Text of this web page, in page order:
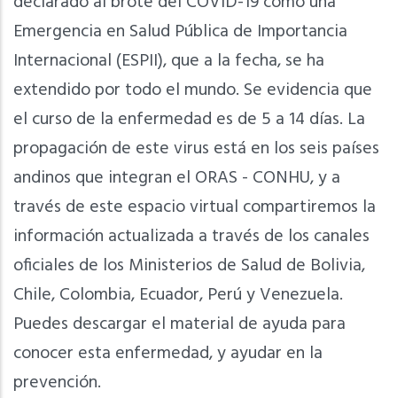
Emergencia en Salud Pública de Importancia
Internacional (ESPII), que a la fecha, se ha
extendido por todo el mundo. Se evidencia que
el curso de la enfermedad es de 5 a 14 días. La
propagación de este virus está en los seis países
andinos que integran el ORAS - CONHU, y a
través de este espacio virtual compartiremos la
información actualizada a través de los canales
oficiales de los Ministerios de Salud de Bolivia,
Chile, Colombia, Ecuador, Perú y Venezuela.
Puedes descargar el material de ayuda para
conocer esta enfermedad, y ayudar en la
prevención.